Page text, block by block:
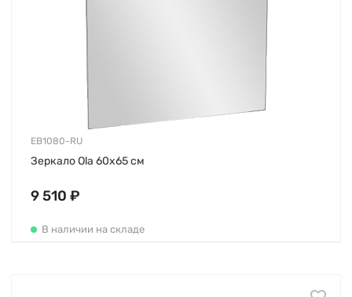
EB1080-RU
Зеркало Ola 60х65 см
9 510 ₽
В наличии на складе